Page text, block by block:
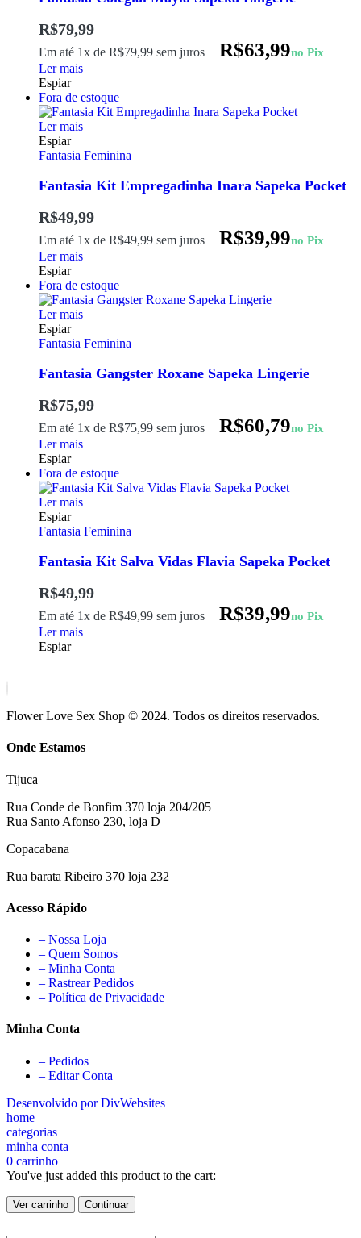
R$79,99
Em até 1x de R$79,99 sem juros R$63,99no Pix
Ler mais
Espiar
Fora de estoque
Ler mais
Espiar
Fantasia Feminina
Fantasia Kit Empregadinha Inara Sapeka Pocket
R$49,99
Em até 1x de R$49,99 sem juros R$39,99no Pix
Ler mais
Espiar
Fora de estoque
Ler mais
Espiar
Fantasia Feminina
Fantasia Gangster Roxane Sapeka Lingerie
R$75,99
Em até 1x de R$75,99 sem juros R$60,79no Pix
Ler mais
Espiar
Fora de estoque
Ler mais
Espiar
Fantasia Feminina
Fantasia Kit Salva Vidas Flavia Sapeka Pocket
R$49,99
Em até 1x de R$49,99 sem juros R$39,99no Pix
Ler mais
Espiar
Flower Love Sex Shop © 2024. Todos os direitos reservados.
Onde Estamos
Tijuca
Rua Conde de Bonfim 370 loja 204/205
Rua Santo Afonso 230, loja D
Copacabana
Rua barata Ribeiro 370 loja 232
Acesso Rápido
– Nossa Loja
– Quem Somos
– Minha Conta
– Rastrear Pedidos
– Política de Privacidade
Minha Conta
– Pedidos
– Editar Conta
Desenvolvido por DivWebsites
home
categorias
minha conta
0 carrinho
You've just added this product to the cart:
Ver carrinho Continuar